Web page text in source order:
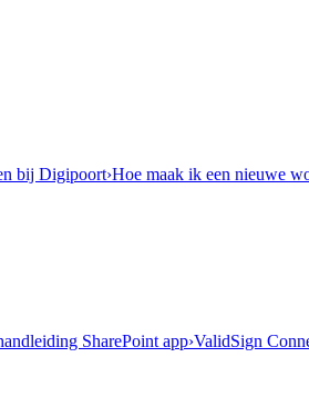
bij Digipoort›Hoe maak ik een nieuwe
SharePoint app›ValidSign